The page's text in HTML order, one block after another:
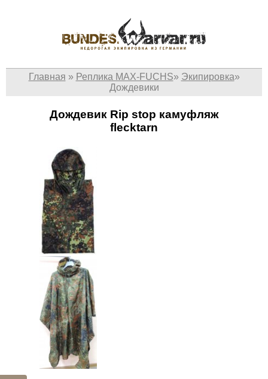
Главная » Реплика MAX-FUCHS» Экипировка»
Дождевики
Дождевик Rip stop камуфляж
flecktarn